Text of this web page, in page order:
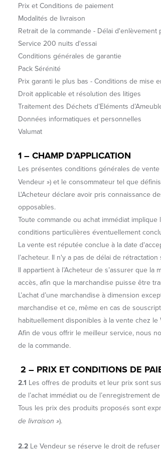
Prix et Conditions de paiement
Modalités de livraison
Retrait de la commande - Délai d'enlèvement
Service 200 nuits d'essai
Conditions générales de garantie
Pack Sérénité
Prix garanti le plus bas - Conditions de mise
Droit applicable et résolution des litiges
Traitement des Déchets d’Eléments
Données informatiques et personnelles
Valumat
1 – CHAMP D’APPLICATION
Les présentes conditions générales de
Vendeur ») et le consommateur tel que
L'Acheteur déclare avoir pris connaissance
opposables.
Toute commande ou achat immédiat
conditions particulières éventuellement
La vente est réputée conclue à la date
l’acheteur. Il n'y a pas de délai de
Il appartient à l’Acheteur de s’assurer que
accès, afin que la marchandise puisse être
L’achat d’une marchandise à dimension
marchandise et ce, même en cas de
habituellement disponibles à la vente chez le
Afin de vous offrir le meilleur service, nous
de la commande.
2 – PRIX ET CONDITIONS DE
2.1 Les offres de produits et leur prix sont
de l’achat immédiat ou de l’enregistrement
Tous les prix des produits proposés sont
de livraison »).
2.2 Le Vendeur se réserve le droit de